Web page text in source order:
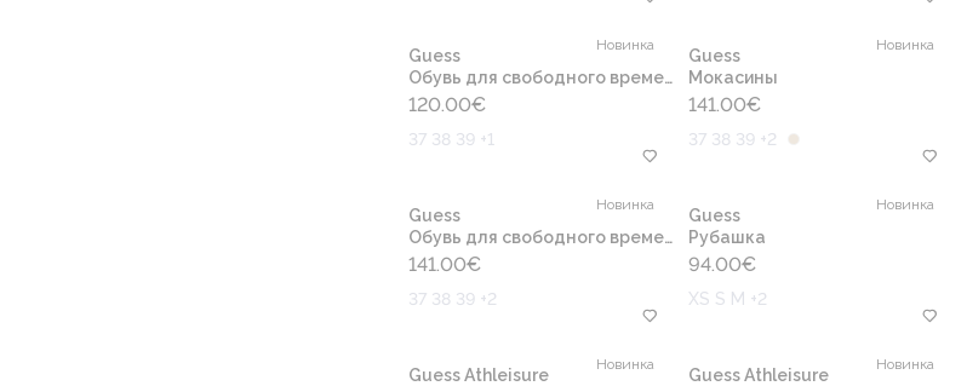
Новинка
Guess
Обувь для свободного времени
120.00€
37 38 39 +1
Новинка
Guess
Мокасины
141.00€
37 38 39 +2
Новинка
Guess
Обувь для свободного времени
141.00€
37 38 39 +2
Новинка
Guess
Рубашка
94.00€
XS S M +2
Новинка
Guess Athleisure
Новинка
Guess Athleisure